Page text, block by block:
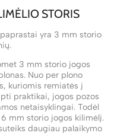
STORIS
yra 3 mm storio
3 mm storio jogos
Nuo per plono
kuriomis remiatės į
praktikai, jogos pozos
netaisyklingai. Todėl
mm storio jogos kilimėlį.
daugiau palaikymo